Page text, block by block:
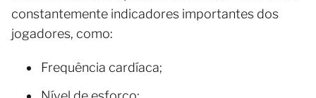
constantemente indicadores importantes dos
jogadores, como:
Frequência cardíaca;